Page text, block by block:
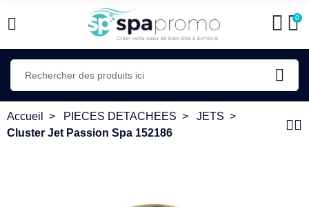
0
Accueil PIECES DETACHEES
JETS
Cluster Jet Passion Spa 152186